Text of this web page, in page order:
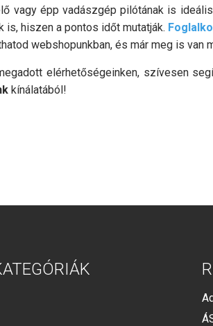
vagy épp vadászgép pilótának is
hiszen a pontos időt mutatják.
webshopunkban, és már meg is van
elérhetőségeinken, szívesen
kínálatából!